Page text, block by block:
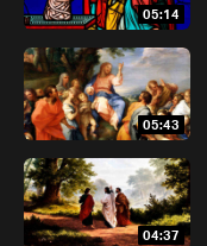
05:14
05:43
04:37